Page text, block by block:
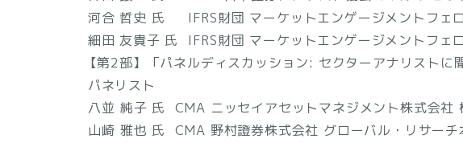
河合 哲史 氏 IFRS財団 マーケットエンゲージメントフェ
細田 友貴子 氏 IFRS財団 マーケットエンゲージメントフェ
【第2部】「パネルディスカッション: セクターアナリストに
パネリスト
八並 純子 氏 CMA ニッセイアセットマネジメント株式会社
山崎 雅也 氏 CMA 野村證券株式会社 グローバル・リサーチ